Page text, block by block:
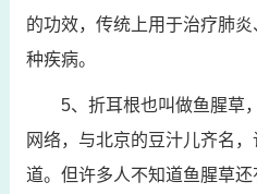
的功效，传统上用于治疗肺
种疾病。
5、折耳根也叫做鱼腥草
网络，与北京的豆汁儿齐名
道。但许多人不知道鱼腥草